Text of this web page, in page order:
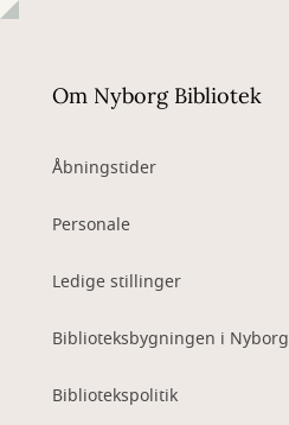
Om Nyborg Bibliotek
Åbningstider
Personale
Ledige stillinger
Biblioteksbygningen i Nyborg
Bibliotekspolitik